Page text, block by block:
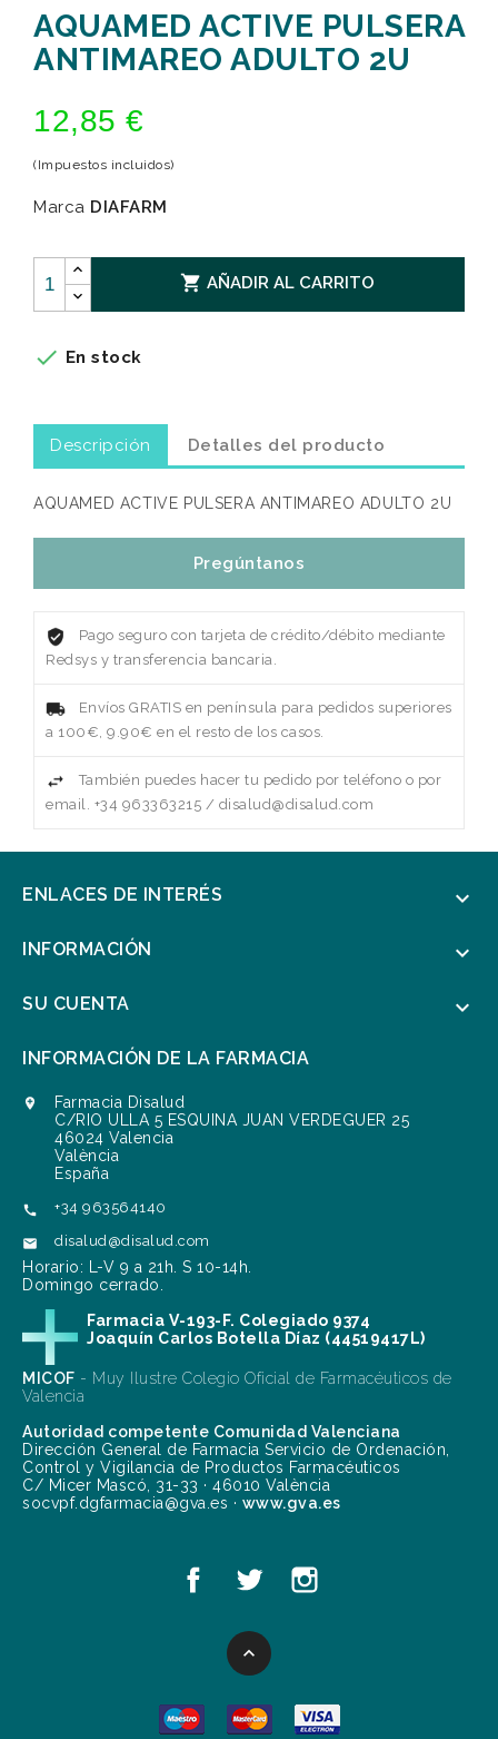
AQUAMED ACTIVE PULSERA
ANTIMAREO ADULTO 2U
12,85 €
(Impuestos incluidos)
Marca DIAFARM
 AÑADIR AL CARRITO
 En stock
Descripción Detalles del producto
AQUAMED ACTIVE PULSERA ANTIMAREO ADULTO 2U
Pregúntanos
Pago seguro con tarjeta de crédito/débito mediante
Redsys y transferencia bancaria.
Envíos GRATIS en península para pedidos superiores
a 100€, 9.90€ en el resto de los casos.
También puedes hacer tu pedido por teléfono o por
email. +34 963363215 / disalud@disalud.com
ENLACES DE INTERÉS 
INFORMACIÓN 
SU CUENTA 
INFORMACIÓN DE LA FARMACIA

Farmacia Disalud
C/RIO ULLA 5 ESQUINA JUAN VERDEGUER 25
46024 Valencia
València
España
 +34 963564140
 disalud@disalud.com
Horario: L-V 9 a 21h. S 10-14h.
Domingo cerrado.
Farmacia V-193-F. Colegiado 9374
Joaquín Carlos Botella Díaz (44519417L)
MICOF - Muy Ilustre Colegio Oficial de Farmacéuticos de
Valencia
Autoridad competente Comunidad Valenciana
Dirección General de Farmacia Servicio de Ordenación,
Control y Vigilancia de Productos Farmacéuticos
C/ Micer Mascó, 31-33 · 46010 València
socvpf.dgfarmacia@gva.es · www.gva.es
